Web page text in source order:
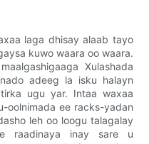
laga dhisay alaab tayo
kuwo waara oo waara.
Xulashada
adeeg la isku halayn
ugu yar. Intaa waxaa
oolnimada ee racks-yadan
leh oo loogu talagalay
raadinaya inay sare u